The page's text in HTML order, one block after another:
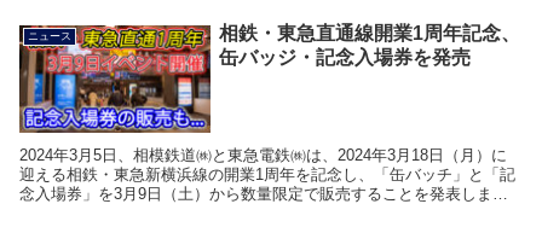
ニュース
相鉄・東急直通線開業1周年記念、
缶バッジ・記念入場券を発売
2024年3月5日、相模鉄道㈱と東急電鉄㈱は、2024年3月18日（月）に
迎える相鉄・東急新横浜線の開業1周年を記念し、「缶バッチ」と「記
念入場券」を3月9日（土）から数量限定で販売することを発表しまし